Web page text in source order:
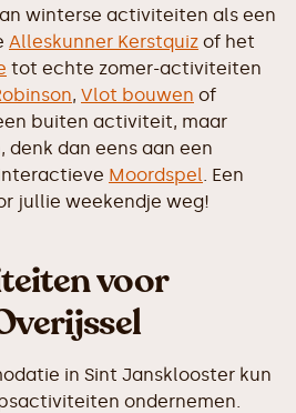
winterse activiteiten als een
Alleskunner Kerstquiz of het
tot echte zomer-activiteiten
, Vlot bouwen of
buiten activiteit, maar
dan eens aan een
Moordspel. Een
jullie weekendje weg!
voor
in Sint Jansklooster kun
ondernemen.